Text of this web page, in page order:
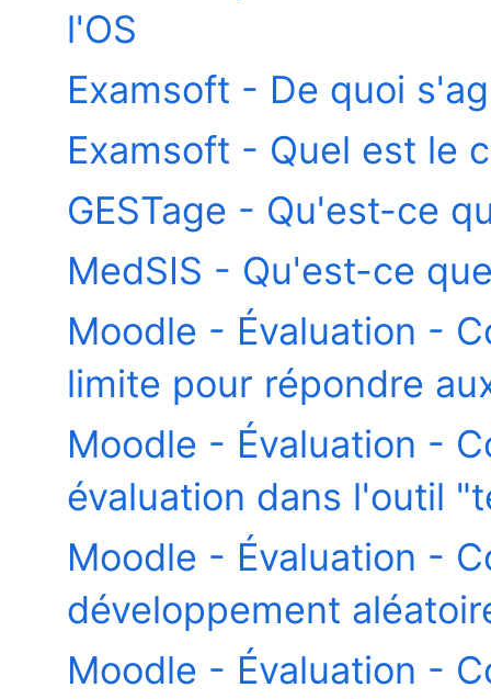
l'OS
Examsoft - De quoi
Examsoft - Quel est le
GESTage - Qu'est-ce
MedSIS - Qu'est-ce
Moodle - Évaluation -
limite pour répondre
Moodle - Évaluation -
évaluation dans l'outil
Moodle - Évaluation -
développement
Moodle - Évaluation -